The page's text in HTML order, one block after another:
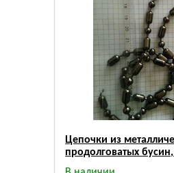
Цепочки из
продолговатых